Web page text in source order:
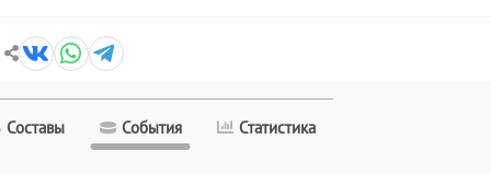
Составы События Статистика